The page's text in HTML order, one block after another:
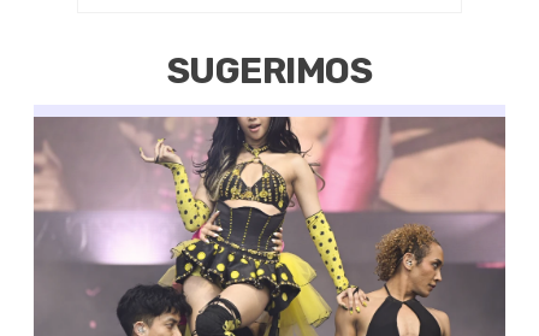
SUGERIMOS